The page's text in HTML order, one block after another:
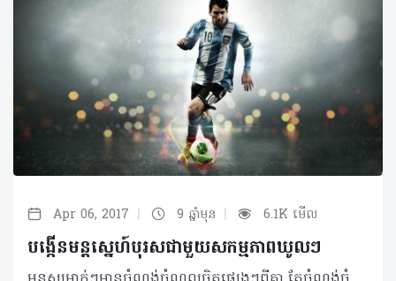
Apr 06, 2017 | 9 ឆ្នាំមុន | 6.1K មើល
បង្កើនមន្តស្នេហ៍បុរសជាមួយសកម្មភាពឃូលៗ